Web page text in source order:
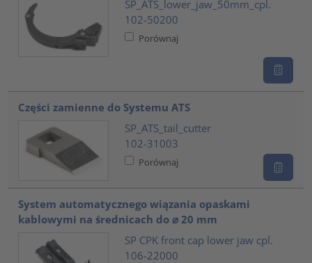
SP_ATS_lower_jaw_50mm_cpl.
102-50200
Porównaj
Części zamienne do Systemu ATS
SP_ATS_tail_cutter
102-31003
Porównaj
System automatycznego wiązania opaskami
kablowymi na średnicach do ⌀ 20 mm
SP CPK front cap lower jaw cpl.
106-22000